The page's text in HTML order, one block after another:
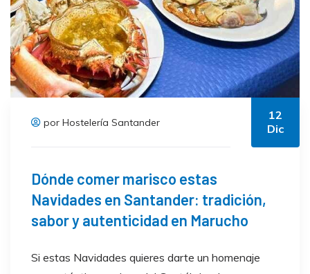
por Hostelería Santander
12
Dic
Dónde comer marisco estas
Navidades en Santander: tradición,
sabor y autenticidad en Marucho
Si estas Navidades quieres darte un homenaje